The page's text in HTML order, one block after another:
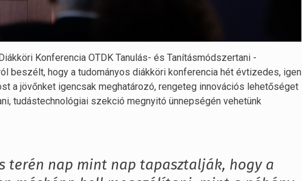
Konferencia OTDK Tanulás- és Tanításmódszertani -
beszélt, hogy a tudományos diákköri konferencia hét évtizedes, igen
a jövőnket igencsak meghatározó, rengeteg innovációs lehetőséget
tudástechnológiai szekció megnyitó ünnepségén vehetünk
terén nap mint nap tapasztalják, hogy a